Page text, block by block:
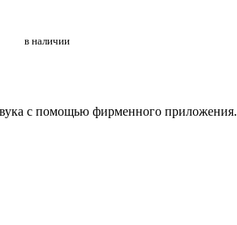
в наличии
с помощью фирменного приложения.